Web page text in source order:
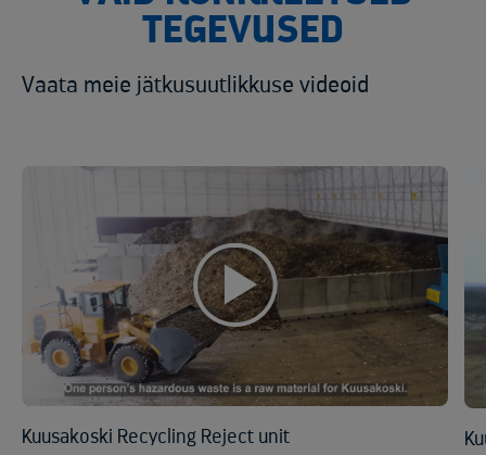
TEGEVUSED
Vaata meie jätkusuutlikkuse videoid
Kuusakoski Recycling Reject unit